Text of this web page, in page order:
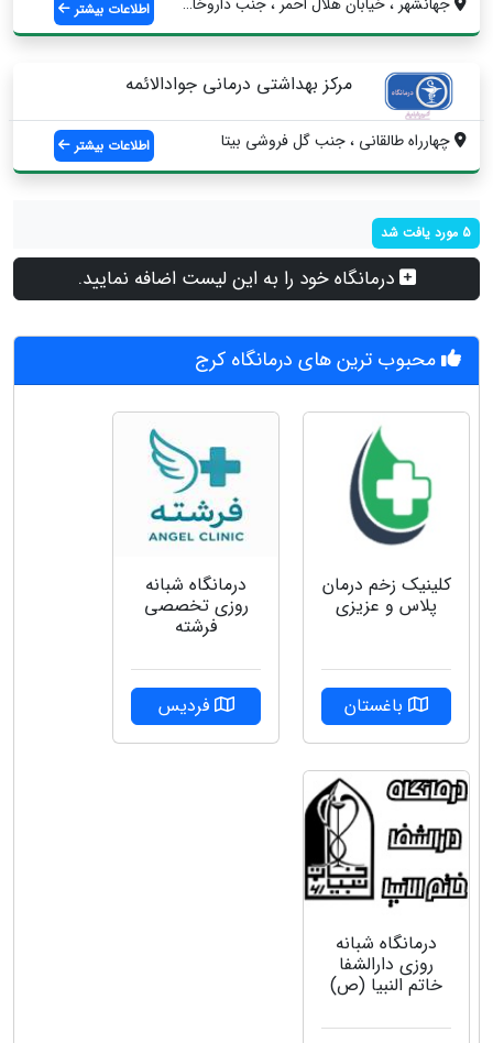
اطلاعات بیشتر
مرکز بهداشتی درمانی جوادالائمه
چهارراه طالقانی ، جنب گل فروشی بیتا اطلاعات بیشتر
5 مورد یافت شد
درمانگاه خود را به این لیست اضافه نمایید.
محبوب ترین های درمانگاه کرج
کلینیک زخم درمان
پلاس و عزیزی
باغستان
درمانگاه شبانه
روزی تخصصی
فرشته
فردیس
درمانگاه شبانه
روزی دارالشفا
خاتم النبیا (ص)